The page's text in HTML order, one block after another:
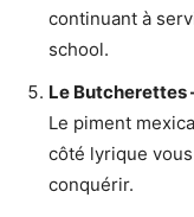
continuant à
school.
Le Butcherettes
Le piment
côté lyrique
conquérir.